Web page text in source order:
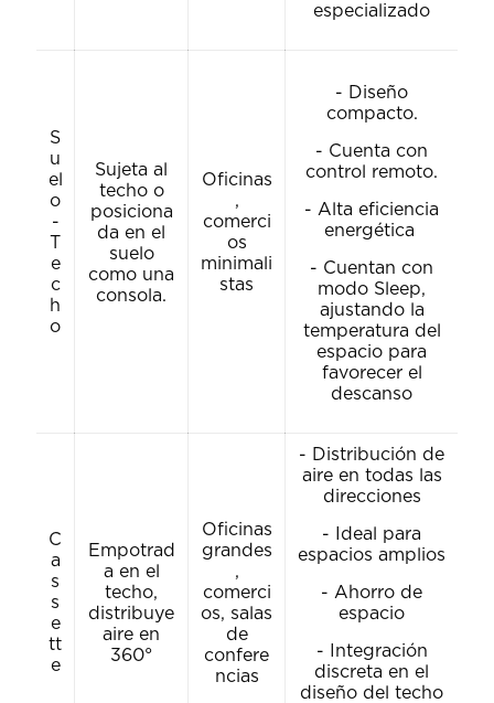
especializado
S
u
el
o
-
T
e
c
h
o
Sujeta al
techo o
posiciona
da en el
suelo
como una
consola.
Oficinas
,
comerci
os
minimali
stas
- Diseño
compacto.
- Cuenta con
control remoto.
- Alta eficiencia
energética
- Cuentan con
modo Sleep,
ajustando la
temperatura del
espacio para
favorecer el
descanso
C
a
s
s
e
tt
e
Empotrad
a en el
techo,
distribuye
aire en
360°
Oficinas
grandes
,
comerci
os, salas
de
confere
ncias
- Distribución de
aire en todas las
direcciones
- Ideal para
espacios amplios
- Ahorro de
espacio
- Integración
discreta en el
diseño del techo